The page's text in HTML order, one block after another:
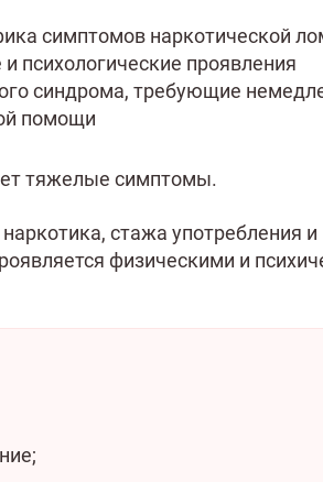
тяжелые симптомы.
стажа употребления и
физическими и